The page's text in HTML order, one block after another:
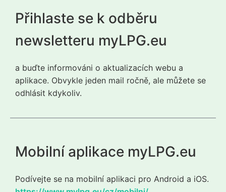
Přihlaste se k odběru
newsletteru myLPG.eu
a buďte informováni o aktualizacích webu a
aplikace. Obvykle jeden mail ročně, ale můžete se
odhlásit kdykoliv.
Mobilní aplikace myLPG.eu
Podívejte se na mobilní aplikaci pro Android a iOS.